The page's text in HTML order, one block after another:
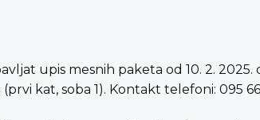
upis mesnih paketa od 10. 2. 2025.
kat, soba 1). Kontakt telefoni: 095